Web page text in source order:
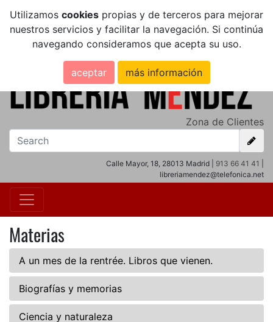
Utilizamos cookies propias y de terceros para mejorar
nuestros servicios y facilitar la navegación. Si continúa
navegando consideramos que acepta su uso.
aceptar más información
Zona de Clientes
Calle Mayor, 18, 28013 Madrid | 913 66 41 41
libreriamendez@telefonica.net
Materias
A un mes de la rentrée. Libros que vienen.
Biografías y memorias
Ciencia y naturaleza